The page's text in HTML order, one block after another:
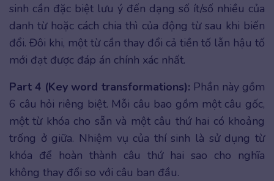
sinh cần đặc biệt lưu ý đến dạng số ít/số nhiều của
danh từ hoặc cách chia thì của động từ sau khi biến
đổi. Đôi khi, một từ cần thay đổi cả tiền tố lẫn hậu tố
mới đạt được đáp án chính xác nhất.
Part 4 (Key word transformations): Phần này gồm
6 câu hỏi riêng biệt. Mỗi câu bao gồm một câu gốc,
một từ khóa cho sẵn và một câu thứ hai có khoảng
trống ở giữa. Nhiệm vụ của thí sinh là sử dụng từ
khóa để hoàn thành câu thứ hai sao cho nghĩa
không thay đổi so với câu ban đầu.